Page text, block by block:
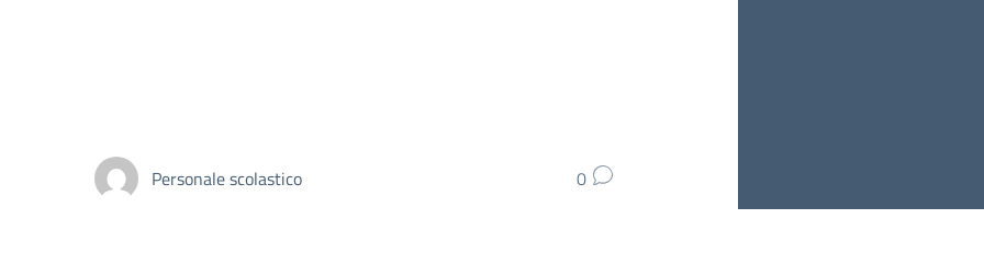
Personale scolastico 0